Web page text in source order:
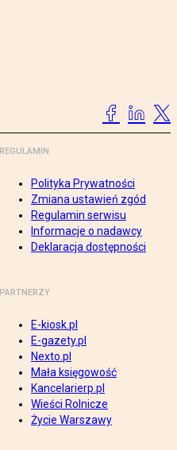
REGULAMIN
Polityka Prywatności
Zmiana ustawień zgód
Regulamin serwisu
Informacje o nadawcy
Deklaracja dostępności
PARTNERZY
E-kiosk.pl
E-gazety.pl
Nexto.pl
Mała księgowość
Kancelarierp.pl
Wieści Rolnicze
Życie Warszawy